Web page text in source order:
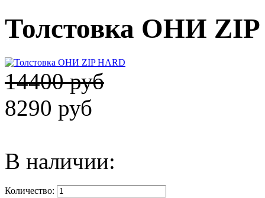
Толстовка ОНИ
14400 руб
8290 руб
В наличии:
Количество: